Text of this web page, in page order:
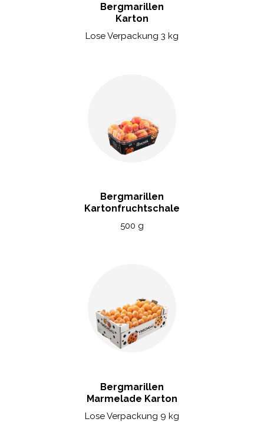
Bergmarillen
Karton
Lose Verpackung 3 kg
Bergmarillen
Kartonfruchtschale
500 g
Bergmarillen
Marmelade Karton
Lose Verpackung 9 kg